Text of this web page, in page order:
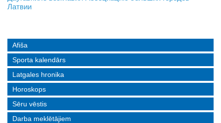
Латвии
реальные истории людей с ограниченными возможностями
Afiša
Sporta kalendārs
Latgales hronika
Horoskops
Sēru vēstis
Darba meklētājiem